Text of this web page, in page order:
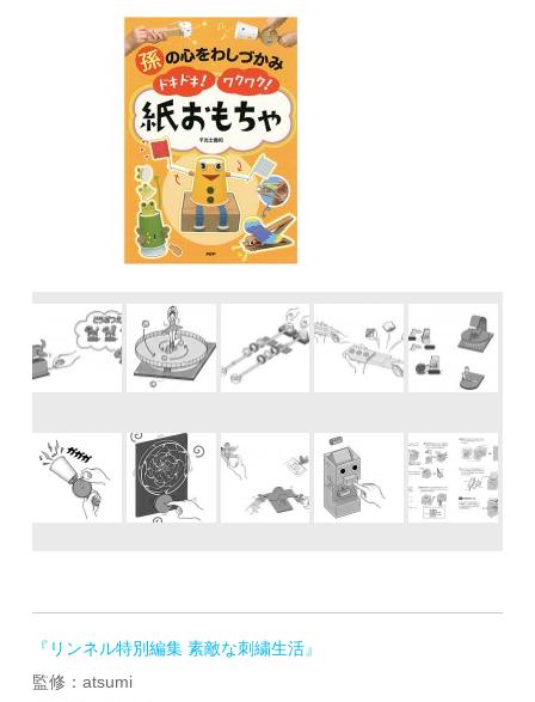
『リンネル特別編集 素敵な刺繍生活』
監修：atsumi